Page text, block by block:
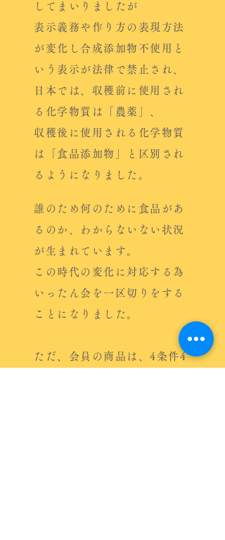
してまいりましたが
表示義務や作り方の表現方法
が変化し合成添加物不使用と
いう表示が法律で禁止され、
日本では、収穫前に使用され
る化学物質は「農薬」、
収穫後に使用される化学物質
は「食品添加物」と区別され
るようになりました。
誰のため何のために食品があ
るのか、わからないない状況
が生まれています。
この時代の変化に対応する為
いったん会を一区切りをする
ことになりました。
ただ、会員の商品は、4条件4